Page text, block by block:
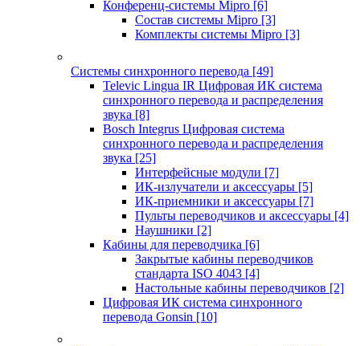
Конференц-системы Mipro [6]
Состав системы Mipro [3]
Комплекты системы Mipro [3]
Системы синхронного перевода [49]
Televic Lingua IR Цифровая ИК система
синхронного перевода и распределения
звука [8]
Bosch Integrus Цифровая система
синхронного перевода и распределения
звука [25]
Интерфейсные модули [7]
ИК-излучатели и аксессуары [5]
ИК-приемники и аксессуары [7]
Пульты переводчиков и аксессуары [4]
Наушники [2]
Кабины для переводчика [6]
Закрытые кабины переводчиков
стандарта ISO 4043 [4]
Настольные кабины переводчиков [2]
Цифровая ИК система синхронного
перевода Gonsin [10]